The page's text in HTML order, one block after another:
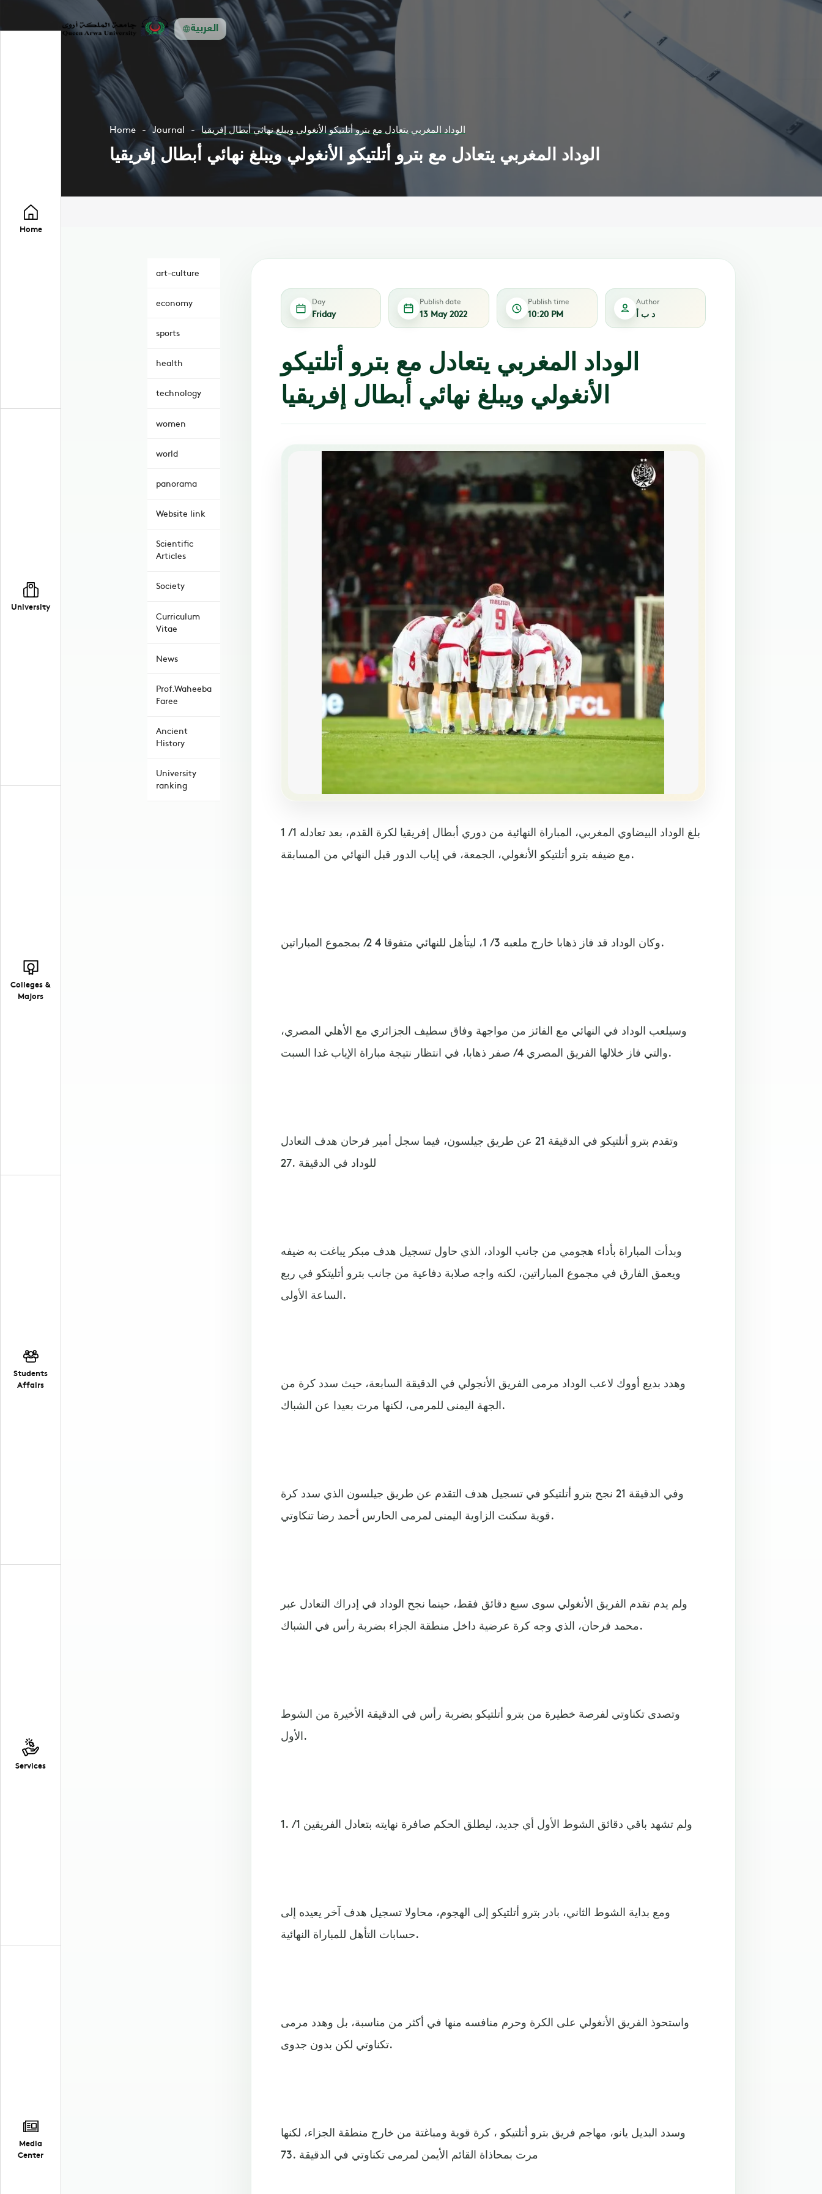
العربية
Home
University
Colleges &
Majors
Students
Affairs
Services
Media
Center
Home Journal الوداد المغربي يتعادل مع بترو أتلتيكو الأنغولي ويبلغ نهائي أبطال إفريقيا
الوداد المغربي يتعادل مع بترو أتلتيكو الأنغولي ويبلغ نهائي أبطال إفريقيا
art-culture
economy
sports
health
technology
women
world
panorama
Website link
Scientific
Articles
Society
Curriculum
Vitae
News
Prof.Waheeba
Faree
Ancient
History
University
ranking
Day
Friday
Publish date
13 May 2022
Publish time
10:20 PM
Author
د ب أ
الوداد المغربي يتعادل مع بترو أتلتيكو
الأنغولي ويبلغ نهائي أبطال إفريقيا
بلغ الوداد البيضاوي المغربي، المباراة النهائية من دوري أبطال إفريقيا لكرة القدم، بعد تعادله 1 / 1
مع ضيفه بترو أتلتيكو الأنغولي، الجمعة، في إياب الدور قبل النهائي من المسابقة.
وكان الوداد قد فاز ذهابا خارج ملعبه 3 / 1، ليتأهل للنهائي متفوقا 4 2/ بمجموع المباراتين.
وسيلعب الوداد في النهائي مع الفائز من مواجهة وفاق سطيف الجزائري مع الأهلي المصري،
والتي فاز خلالها الفريق المصري 4 / صفر ذهابا، في انتظار نتيجة مباراة الإياب غدا السبت.
وتقدم بترو أتلتيكو في الدقيقة 21 عن طريق جيلسون، فيما سجل أمير فرحان هدف التعادل
للوداد في الدقيقة .27
وبدأت المباراة بأداء هجومي من جانب الوداد، الذي حاول تسجيل هدف مبكر يباغت به ضيفه
ويعمق الفارق في مجموع المباراتين، لكنه واجه صلابة دفاعية من جانب بترو أتليتكو في ربع
الساعة الأولى.
وهدد بديع أووك لاعب الوداد مرمى الفريق الأنجولي في الدقيقة السابعة، حيث سدد كرة من
الجهة اليمنى للمرمى، لكنها مرت بعيدا عن الشباك.
وفي الدقيقة 21 نجح بترو أتلتيكو في تسجيل هدف التقدم عن طريق جيلسون الذي سدد كرة
قوية سكنت الزاوية اليمنى لمرمى الحارس أحمد رضا تنكاوتي.
ولم يدم تقدم الفريق الأنغولي سوى سبع دقائق فقط، حينما نجح الوداد في إدراك التعادل عبر
محمد فرحان، الذي وجه كرة عرضية داخل منطقة الجزاء بضربة رأس في الشباك.
وتصدى تكناوتي لفرصة خطيرة من بترو أتلتيكو بضربة رأس في الدقيقة الأخيرة من الشوط
الأول.
ولم تشهد باقي دقائق الشوط الأول أي جديد، ليطلق الحكم صافرة نهايته بتعادل الفريقين 1 / .1
ومع بداية الشوط الثاني، بادر بترو أتلتيكو إلى الهجوم، محاولا تسجيل هدف آخر يعيده إلى
حسابات التأهل للمباراة النهائية.
واستحوذ الفريق الأنغولي على الكرة وحرم منافسه منها في أكثر من مناسبة، بل وهدد مرمى
تكناوتي لكن بدون جدوى.
وسدد البديل يانو، مهاجم فريق بترو أتلتيكو ، كرة قوية ومباغتة من خارج منطقة الجزاء، لكنها
مرت بمحاذاة القائم الأيمن لمرمى تكناوتي في الدقيقة .73